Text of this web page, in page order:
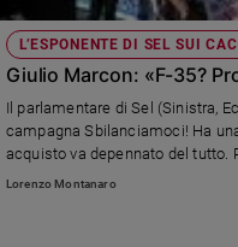
Chiesa
e
spiritualità
L’ESPONENTE DI SEL SUI
Giulio Marcon: «F-35?
Il parlamentare di Sel (Sinistra,
campagna Sbilanciamoci! Ha
acquisto va depennato del tutto.
bene per un Paese che “ripudia la
Lorenzo Montanaro